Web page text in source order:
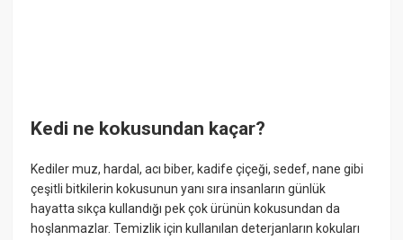
Kedi ne kokusundan kaçar?
Kediler muz, hardal, acı biber, kadife çiçeği, sedef, nane gibi
çeşitli bitkilerin kokusunun yanı sıra insanların günlük
hayatta sıkça kullandığı pek çok ürünün kokusundan da
hoşlanmazlar. Temizlik için kullanılan deterjanların kokuları